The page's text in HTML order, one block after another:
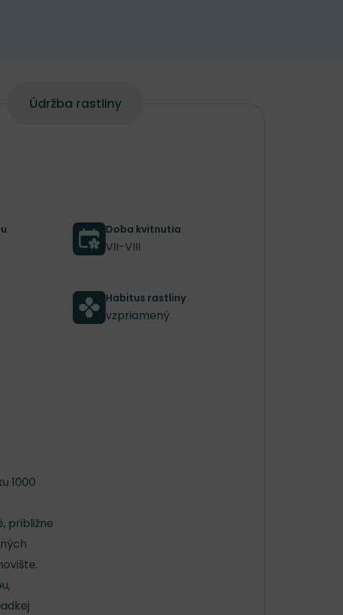
Údržba rastliny
Doba kvitnutia
VII-VIII
Habitus rastliny
vzpriamený
1000
približne